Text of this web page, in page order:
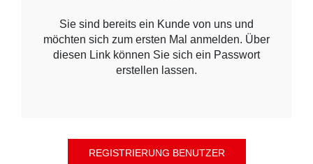
Sie sind bereits ein Kunde von uns und
möchten sich zum ersten Mal anmelden. Über
diesen Link können Sie sich ein Passwort
erstellen lassen.